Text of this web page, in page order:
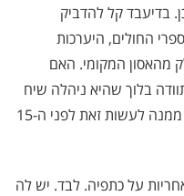
בדיעבד קל להדביק
החולים, היערכות
מהאסון המקומי. האם
בלוך שהיא ניהלה שיח
עם רבנים ועם ראשי קהילות. מי מנע ממנה לעשות זאת לפני ה-15
על כתפיה. לבד. יש לה